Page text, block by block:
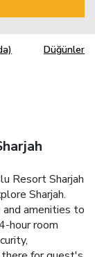
Düğünler
Resort Sharjah
Sharjah.
amenities to
hour room